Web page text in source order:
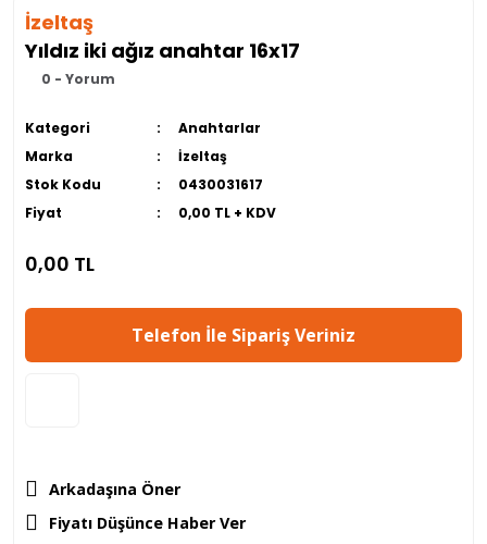
İzeltaş
Yıldız iki ağız anahtar 16x17
0 - Yorum
Kategori
Anahtarlar
Marka
İzeltaş
Stok Kodu
0430031617
Fiyat
0,00 TL + KDV
0,00 TL
Telefon İle Sipariş Veriniz
Arkadaşına Öner
Fiyatı Düşünce Haber Ver